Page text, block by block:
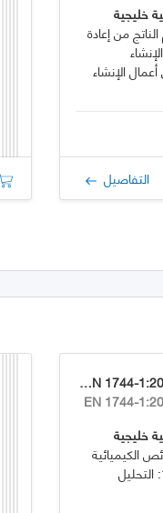
خليجية
من إعادة
الإنشاء
التفاصيل
GSO EN 1744-1:2009+A1:2026
EN 1744-
خليجية
الكيميائية
للركام - الجزء 1: التحليل